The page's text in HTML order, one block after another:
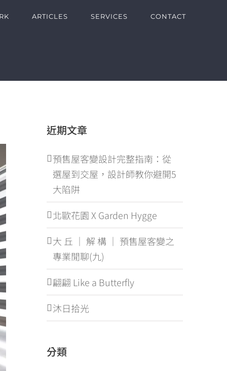
ARTICLES SERVICES CONTACT
近期文章
預售屋客變設計完整指南：從
選屋到交屋，設計師教你避開5
大陷阱
北歐花園 X Garden Hygge
大 丘 ｜ 解 構 ｜ 預售屋客變之
專業閒聊(九)
翩翩 Like a Butterfly
沐日拾光
分類